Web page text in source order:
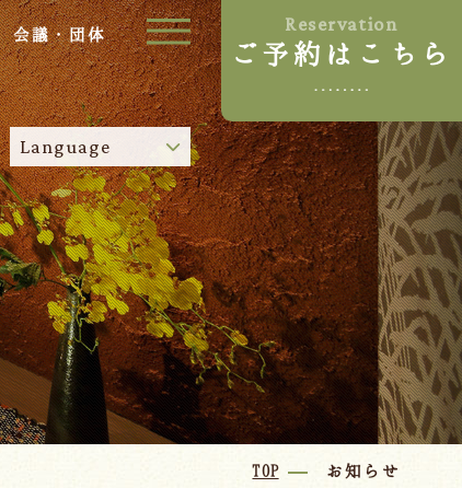
会議・団体 Reservation
ご予約はこちら
Language
TOP お知らせ
ご宿泊プラン
お部屋からプランを選ぶ
空室カレンダーから選ぶ
Tel.024-542-2226/
9:00~18:00
Language